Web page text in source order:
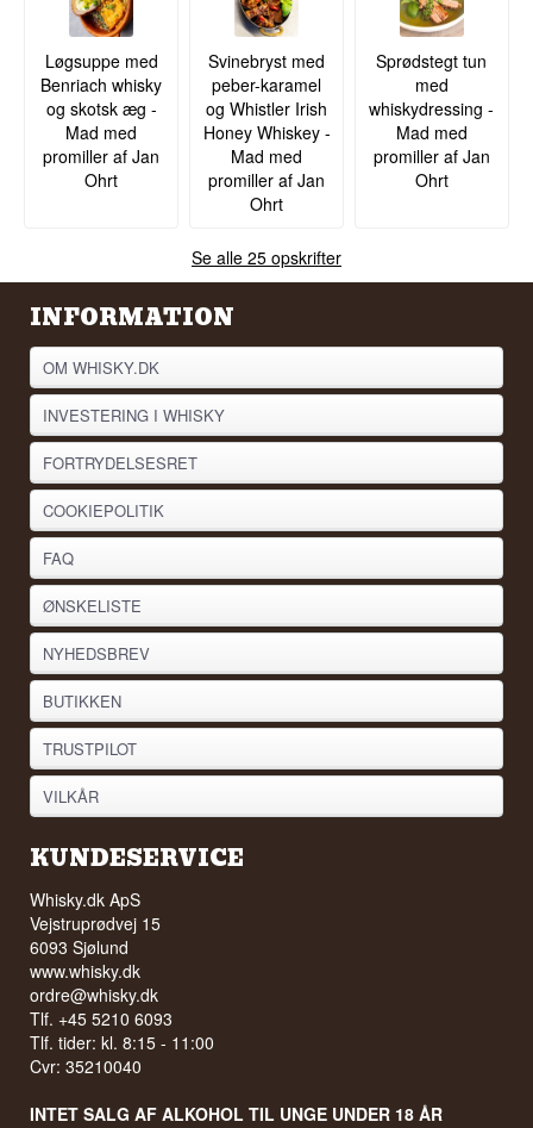
Løgsuppe med
Benriach whisky
og skotsk æg -
Mad med
promiller af Jan
Ohrt
Svinebryst med
peber-karamel
og Whistler Irish
Honey Whiskey -
Mad med
promiller af Jan
Ohrt
Sprødstegt tun
med
whiskydressing -
Mad med
promiller af Jan
Ohrt
Se alle 25 opskrifter
INFORMATION
OM WHISKY.DK
INVESTERING I WHISKY
FORTRYDELSESRET
COOKIEPOLITIK
FAQ
ØNSKELISTE
NYHEDSBREV
BUTIKKEN
TRUSTPILOT
VILKÅR
KUNDESERVICE
Whisky.dk ApS
Vejstruprødvej 15
6093 Sjølund
www.whisky.dk
ordre@whisky.dk
Tlf. +45 5210 6093
Tlf. tider: kl. 8:15 - 11:00
Cvr: 35210040
INTET SALG AF ALKOHOL TIL UNGE UNDER 18 ÅR